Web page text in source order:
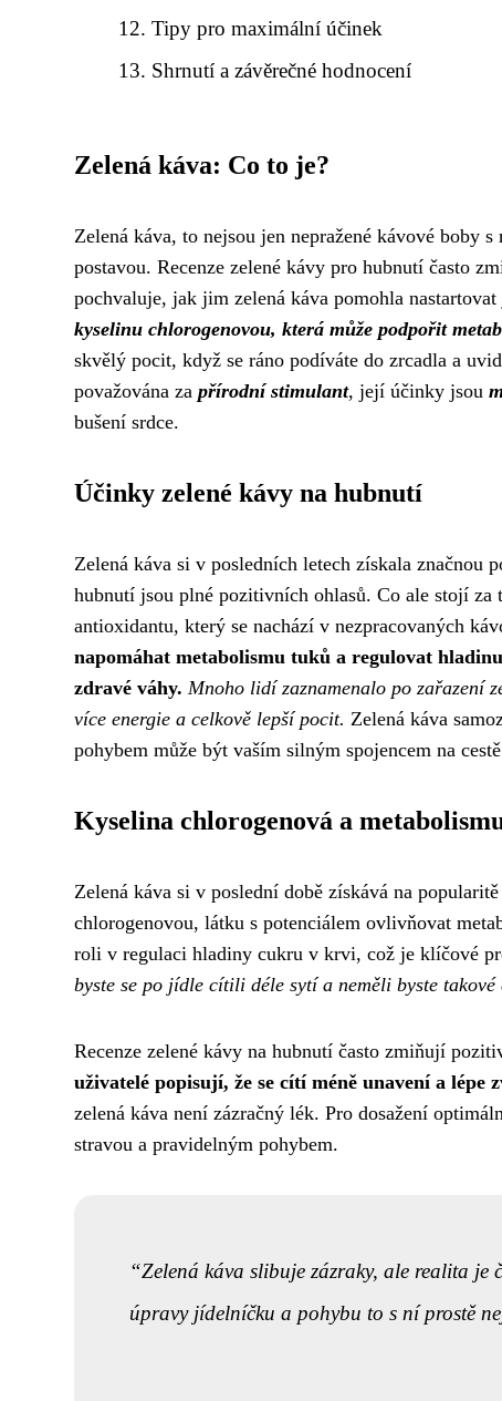
Tipy pro maximální účinek
Shrnutí a závěrečné hodnocení
Zelená káva: Co to je?
Zelená káva, to nejsou jen nepražené kávové boby
postavou. Recenze zelené kávy pro hubnutí často
pochvaluje, jak jim zelená káva pomohla
kyselinu chlorogenovou, která může podpořit
skvělý pocit, když se ráno podíváte do zrcadla a
považována za přírodní stimulant, její účinky jsou
bušení srdce.
Účinky zelené kávy na hubnutí
Zelená káva si v posledních letech získala značnou
hubnutí jsou plné pozitivních ohlasů. Co ale stojí
antioxidantu, který se nachází v nezpracovaných
napomáhat metabolismu tuků a regulovat
zdravé váhy. Mnoho lidí zaznamenalo po zařazení
více energie a celkově lepší pocit. Zelená káva
pohybem může být vaším silným spojencem na
Kyselina chlorogenová a
Zelená káva si v poslední době získává na
chlorogenovou, látku s potenciálem ovlivňovat
roli v regulaci hladiny cukru v krvi, což je klíčové
byste se po jídle cítili déle sytí a neměli byste takové
Recenze zelené kávy na hubnutí často zmiňují
uživatelé popisují, že se cítí méně unavení a
zelená káva není zázračný lék. Pro dosažení
stravou a pravidelným pohybem.
Zelená káva slibuje zázraky, ale realita je
úpravy jídelníčku a pohybu to s ní prostě